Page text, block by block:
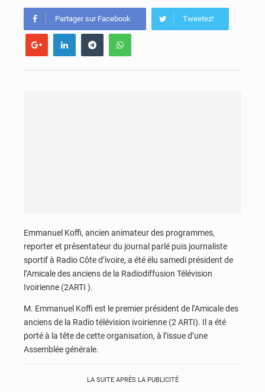
Partager sur Facebook Tweetez!
Emmanuel Koffi, ancien animateur des programmes,
reporter et présentateur du journal parlé puis journaliste
sportif à Radio Côte d’ivoire, a été élu samedi président de
l’Amicale des anciens de la Radiodiffusion Télévision
Ivoirienne (2ARTI ).
M. Emmanuel Koffi est le premier président de l’Amicale des
anciens de la Radio télévision ivoirienne (2 ARTI). Il a été
porté à la tête de cette organisation, à l’issue d’une
Assemblée générale.
LA SUITE APRÈS LA PUBLICITÉ